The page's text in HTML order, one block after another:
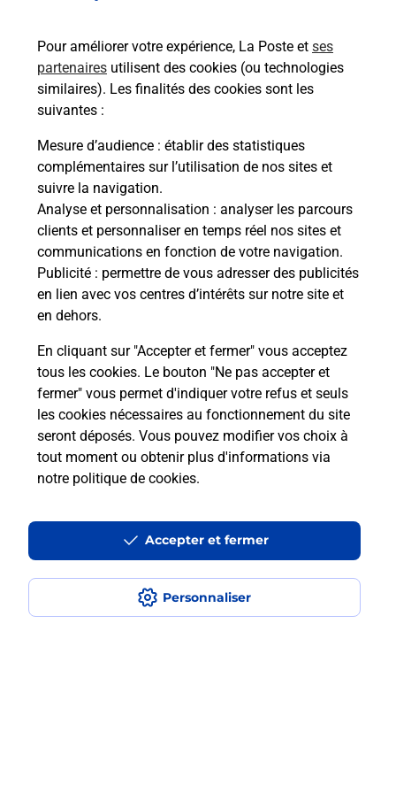
Pour améliorer votre expérience, La Poste et ses
partenaires utilisent des cookies (ou technologies
similaires). Les finalités des cookies sont les
suivantes :
Mesure d’audience : établir des statistiques
complémentaires sur l’utilisation de nos sites et
suivre la navigation.
Analyse et personnalisation : analyser les parcours
clients et personnaliser en temps réel nos sites et
communications en fonction de votre navigation.
Publicité : permettre de vous adresser des publicités
en lien avec vos centres d’intérêts sur notre site et
en dehors.
En cliquant sur "Accepter et fermer" vous acceptez
tous les cookies. Le bouton "Ne pas accepter et
fermer" vous permet d'indiquer votre refus et seuls
les cookies nécessaires au fonctionnement du site
seront déposés. Vous pouvez modifier vos choix à
tout moment ou obtenir plus d'informations via
notre politique de cookies.
Personnaliser
Accepter et fermer
Acheter un iPhone neuf ou reconditionné
Vous recherchez un smartphone pas cher proche
de chez vous ? Découvrez notre offre de
téléphones iPhone Apple dans vos bureaux de
Poste à SALERS (15140) !
En savoir plus
Questions fréquemment posées
Comment retourner un colis acheté
en ligne depuis votre boîte aux lettres
Comment envoyer un colis ou faire un
retour chez un e-commerçant sans se
déplacer ?